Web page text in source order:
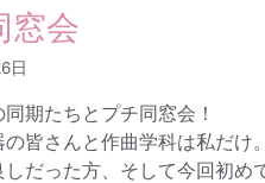
窓会
日
期たちとプチ同窓会！
皆さんと作曲学科は私だけ。
だった方、そして今回初め